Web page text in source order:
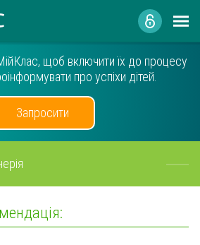
щоб включити їх до процесу
про успіхи дітей.
Запросити